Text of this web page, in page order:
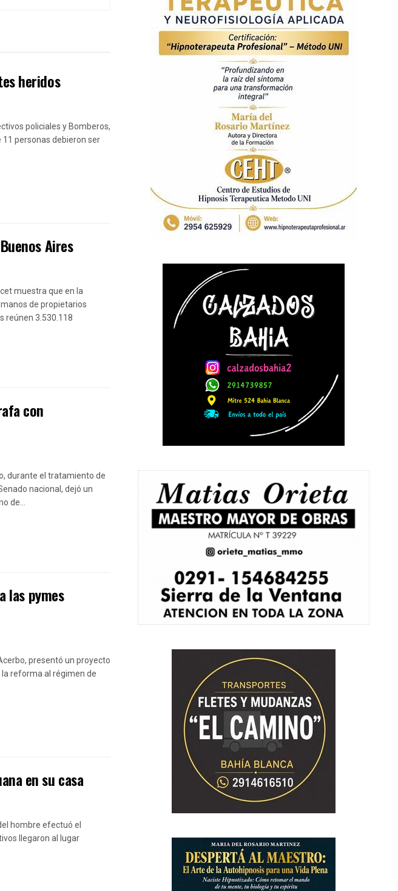
heridos
policiales y Bomberos,
personas debieron ser
Aires
muestra que en la
de propietarios
reúnen 3.530.118
con
durante el tratamiento de
nacional, dejó un
de...
las pymes
presentó un proyecto
reforma al régimen de
en su casa
hombre efectuó el
llegaron al lugar